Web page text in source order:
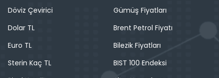
Döviz Çevirici
Dolar TL
Euro TL
Sterin Kaç TL
Gümüş Fiyatları
Brent Petrol Fiyatı
Bilezik Fiyatları
BIST 100 Endeksi